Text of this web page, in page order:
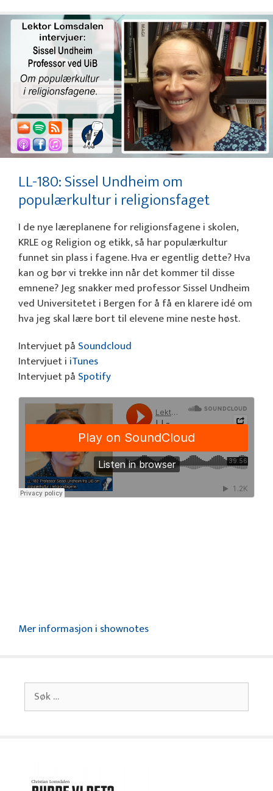
LL-180: Sissel Undheim om
populærkultur i religionsfaget
I de nye læreplanene for religionsfagene i skolen,
KRLE og Religion og etikk, så har populærkultur
funnet sin plass i fagene. Hva er egentlig dette? Hva
kan og bør vi trekke inn når det kommer til disse
emnene? Jeg snakker med professor Sissel Undheim
ved Universitetet i Bergen for å få en klarere idé om
hva jeg skal lære bort til elevene mine neste høst.
Intervjuet på Soundcloud
Intervjuet i iTunes
Intervjuet på Spotify
Mer informasjon i shownotes
Søk
etter: